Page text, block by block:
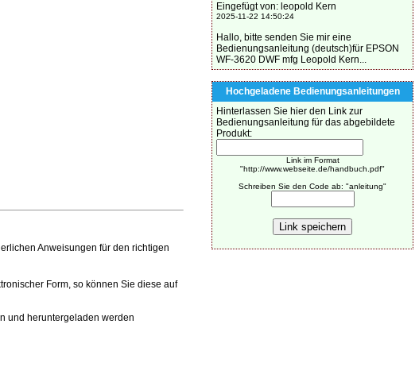
Anweisungen für den richtigen
Form, so können Sie diese auf
und heruntergeladen werden
Eingefügt von: leopold Kern
2025-11-22 14:50:24
Hallo, bitte senden Sie mir eine
Bedienungsanleitung (deutsch)für EPSON
WF-3620 DWF mfg Leopold Kern...
Hochgeladene Bedienungsanleitungen
Hinterlassen Sie hier den Link zur
Bedienungsanleitung für das abgebildete
Produkt:
Link im Format
"http://www.webseite.de/handbuch.pdf"
Schreiben Sie den Code ab: "anleitung"